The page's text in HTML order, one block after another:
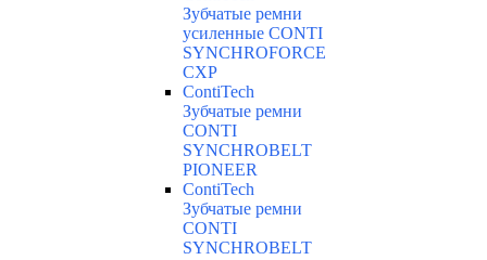
Зубчатые ремни
усиленные CONTI
SYNCHROFORCE
CXP
ContiTech
Зубчатые ремни
CONTI
SYNCHROBELT
PIONEER
ContiTech
Зубчатые ремни
CONTI
SYNCHROBELT